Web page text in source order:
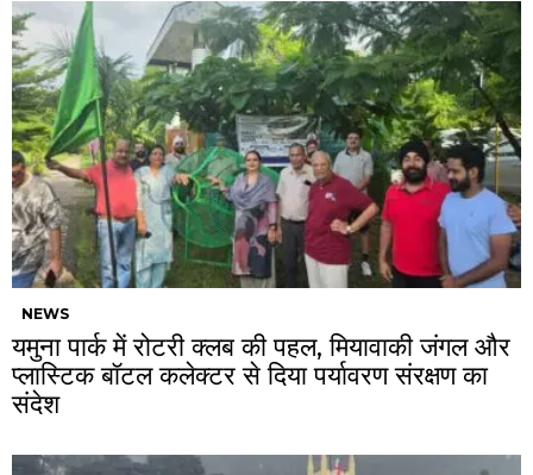
NEWS
यमुना पार्क में रोटरी क्लब की पहल, मियावाकी जंगल और
प्लास्टिक बॉटल कलेक्टर से दिया पर्यावरण संरक्षण का
संदेश